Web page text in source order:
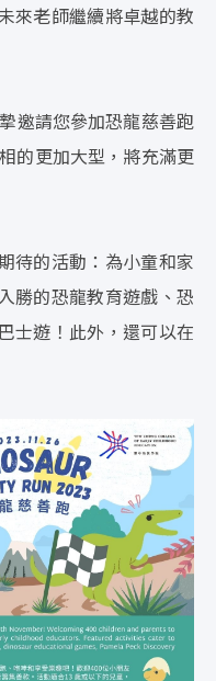
來老師繼續將卓越的教
邀請您參加恐龍慈善跑
的更加大型，將充滿更
待的活動：為小童和家
勝的恐龍教育遊戲、恐
士遊！此外，還可以在